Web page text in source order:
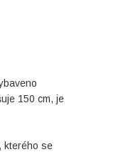
150 cm, je
kterého se